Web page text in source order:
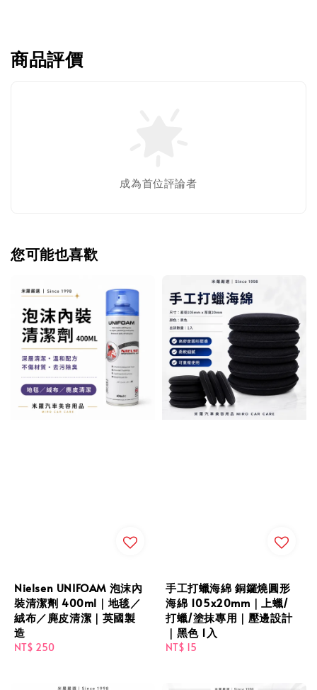
商品評價
成為首位評論者
您可能也喜歡
Nielsen UNIFOAM 泡沫內
裝清潔劑 400ml｜地毯／
絨布／麂皮清潔｜英國製
造
Regular
NT$ 250
手工打蠟海綿 銅鑼燒圓形
海綿 105x20mm｜上蠟/
打蠟/塗抹專用｜壓邊設計
｜黑色 1入
Regular
NT$ 15